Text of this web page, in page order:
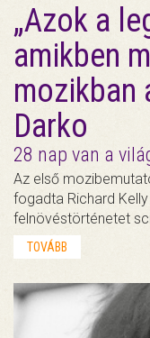
„Azok a
amikben
mozikban
Darko
28 nap van a
Az első
fogadta Richard
felnövéstörténetet
TOVÁBB